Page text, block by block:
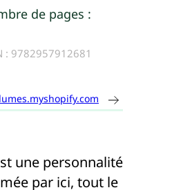
de pages :
: 9782957912681
une personnalité
par ici, tout le